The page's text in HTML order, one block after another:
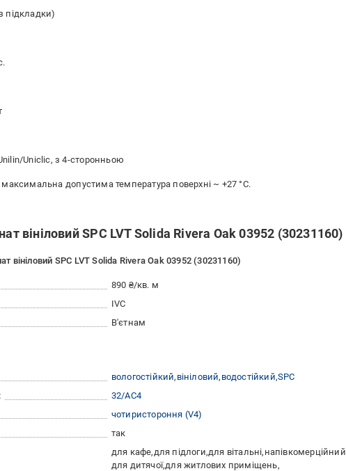
підкладки)
Uniclic, з 4-сторонньою
максимальна допустима температура поверхні ~ +27 °C.
вініловий SPC LVT Solida Rivera Oak 03952 (30231160)
вініловий SPC LVT Solida Rivera Oak 03952 (30231160)
890 ₴/кв. м
IVC
В'єтнам
вологостійкий вініловий водостійкий SPC
32/АС4
чотиристороння (V4)
так
для кафе для підлоги для вітальні напівкомерційний
для дитячої для житлових приміщень